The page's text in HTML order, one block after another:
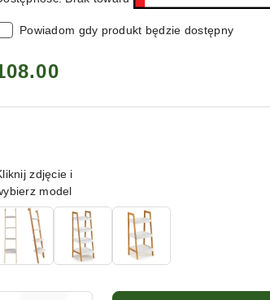
Powiadom gdy produkt będzie dostępny
zdjęcie i
model